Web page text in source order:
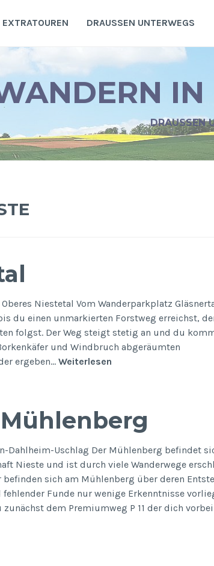
EXTRATOUREN DRAUSSEN UNTERWEGS
IN
DRAUSSEN
Niestetal Vom Wanderparkplatz
du einen unmarkierten Forstweg erreichst,
folgst. Der Weg steigt stetig an und du
und Windbruch abgeräumten
ergeben… WeiterlesenOberes
Dahlheim-Uschlag Der Mühlenberg befindet
Nieste und ist durch viele Wanderwege
sich am Mühlenberg über deren
Funde nur wenige Erkenntnisse
dem Premiumweg P 11 der dich